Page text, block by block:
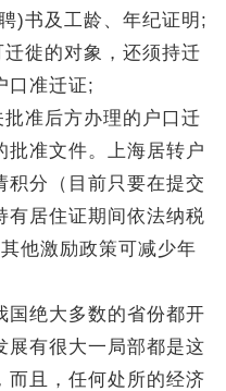
)书及工龄、年纪证明;
徙的对象，还须持迁
口准迁证;
准后方办理的户口迁
批准文件。上海居转户
积分（目前只要在提交
有居住证期间依法纳税
他激励政策可减少年
国绝大多数的省份都开
展有很大一局部都是这
而且，任何处所的经济